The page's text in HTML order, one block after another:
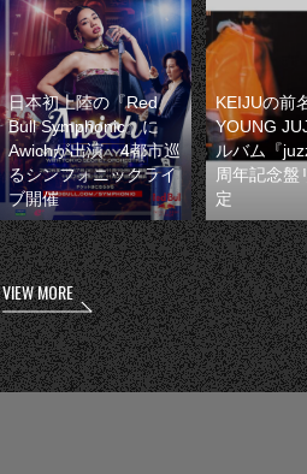
日本初上陸の『Red
Bull Symphonic』に
Awichが出演 4都市巡
るシンフォニックライ
ブ開催
KEIJUの前
YOUNG
ルバム『
周年記念盤
定
VIEW MORE